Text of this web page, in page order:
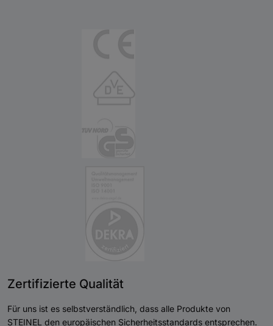
Zertifizierte Qualität
Für uns ist es selbstverständlich, dass alle Produkte von
STEINEL den europäischen Sicherheitsstandards entsprechen.